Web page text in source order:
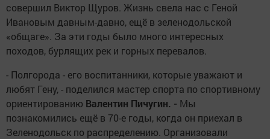
совершил Виктор Щуров. Жизнь свела нас с Геной
Ивановым давным-давно, ещё в зеленодольской
«общаге». За эти годы было много интересных
походов, бурлящих рек и горных перевалов.
- Полгорода - его воспитанники, которые уважают и
любят Гену, - поделился мастер спорта по спортивному
ориентированию Валентин Пичугин. - Мы
познакомились ещё в 70-е годы, когда он приехал в
Зеленодольск по распределению. Организовали